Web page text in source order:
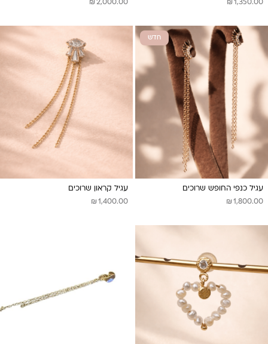
₪ 1,350.00
₪ 2,000.00
חדש
עגיל כנפי החופש שרוכים
₪ 1,800.00
עגיל קראון שרוכים
₪ 1,400.00